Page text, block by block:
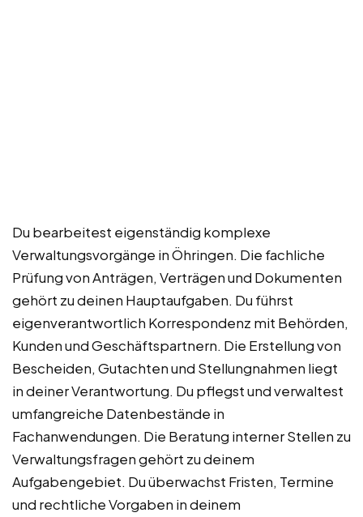
Du bearbeitest eigenständig komplexe
Verwaltungsvorgänge in Öhringen. Die fachliche
Prüfung von Anträgen, Verträgen und Dokumenten
gehört zu deinen Hauptaufgaben. Du führst
eigenverantwortlich Korrespondenz mit Behörden,
Kunden und Geschäftspartnern. Die Erstellung von
Bescheiden, Gutachten und Stellungnahmen liegt
in deiner Verantwortung. Du pflegst und verwaltest
umfangreiche Datenbestände in
Fachanwendungen. Die Beratung interner Stellen zu
Verwaltungsfragen gehört zu deinem
Aufgabengebiet. Du überwachst Fristen, Termine
und rechtliche Vorgaben in deinem